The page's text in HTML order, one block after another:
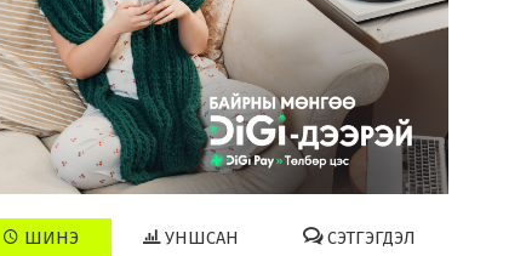
ШИНЭ УНШСАН СЭТГЭГДЭЛ